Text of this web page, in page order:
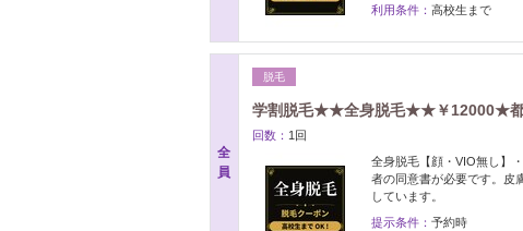
利用条件： 高校生まで
全
員
脱毛
学割脱毛★★全身脱毛★★￥12000★
回数： 1回
全身脱毛【顔・VIO無し】
者の同意書が必要です。皮
しています。
提示条件： 予約時